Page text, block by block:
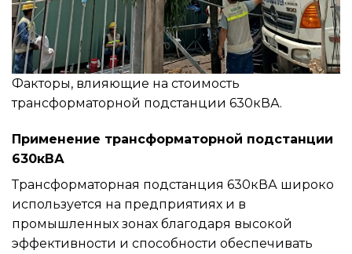
Факторы, влияющие на стоимость
трансформаторной подстанции 630кВА.
Применение трансформаторной подстанции
630кВА
Трансформаторная подстанция 630кВА широко
используется на предприятиях и в
промышленных зонах благодаря высокой
эффективности и способности обеспечивать